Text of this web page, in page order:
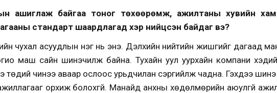
ашиглаж байгаа тоног төхөөрөмж, ажилтаны хувийн
стандарт шаардлагад хэр нийцсэн байдаг вэ?
чухал асуудлын нэг нь энэ. Дэлхийн нийтийн жишгийг дагаад
маш сайн шинэчилж байна. Тухайн уул уурхайн компани
төдий чинээ аваар ослоос урьдчилан сэргийлж чадна. Гэхдээ шинэ
орхиж болохгүй. Манайд анхны хөдөлмөрийн аюулгүй